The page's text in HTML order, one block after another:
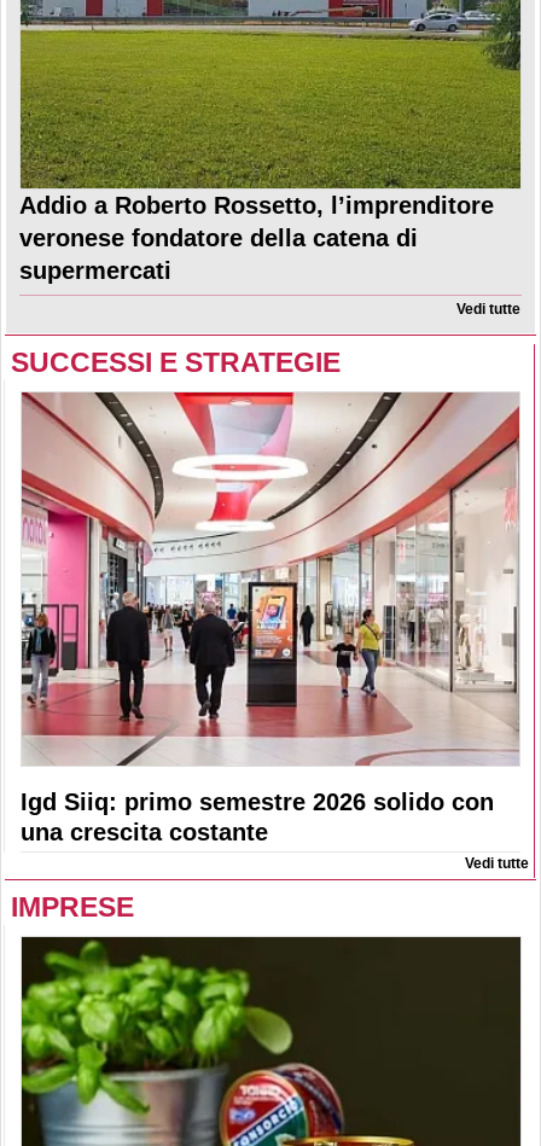
Addio a Roberto Rossetto, l’imprenditore
veronese fondatore della catena di
supermercati
Vedi tutte
SUCCESSI E STRATEGIE
Igd Siiq: primo semestre 2026 solido con
una crescita costante
Vedi tutte
IMPRESE